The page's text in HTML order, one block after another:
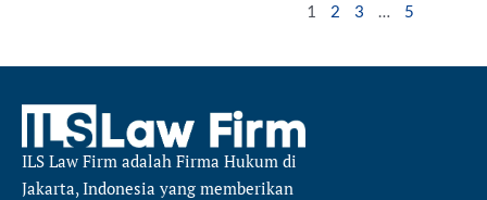
1 2 3 … 5
ILS Law Firm adalah Firma Hukum di
Jakarta, Indonesia yang memberikan